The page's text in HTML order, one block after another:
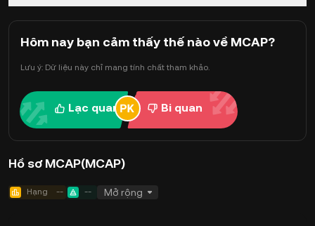
Hôm nay bạn cảm thấy thế nào về MCAP?
Lưu ý: Dữ liệu này chỉ mang tính chất tham khảo.
Lạc quan Bi quan
Hồ sơ MCAP(MCAP)
Hạng -- -- Mở rộng